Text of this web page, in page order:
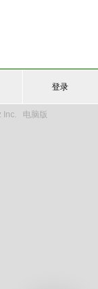
登录
Inc. 电脑版